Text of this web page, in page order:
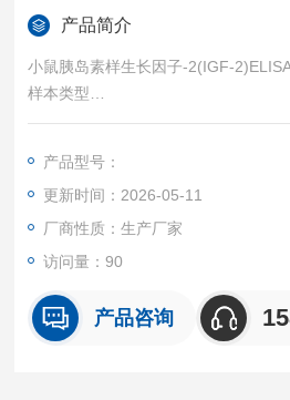
产品简介
小鼠胰岛素样生长因子-2(IGF-
样本类型
血清、血浆、组织匀浆、细胞裂解液
特异性
本试剂盒特异性检测小鼠样本中胰岛
与其他类似蛋白无明显交叉反应。
重复性
试剂盒组成及保存
见说明书
产品型号：
更新时间：2026-05-11
厂商性质：生产厂家
访问量：90
产品咨询